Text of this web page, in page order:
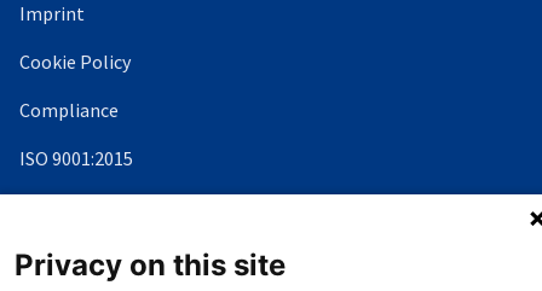
Imprint
Cookie Policy
Compliance
ISO 9001:2015
UNI/PdR 125:2022
Privacy on this site